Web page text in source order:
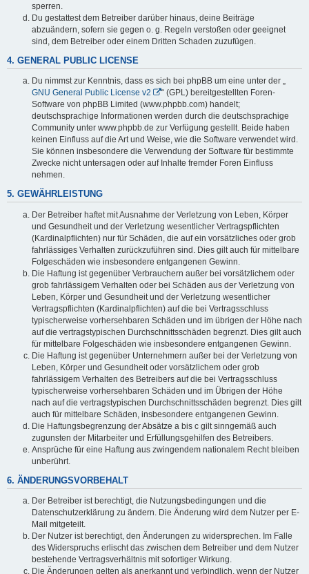
sperren.
Du gestattest dem Betreiber darüber hinaus, deine Beiträge
abzuändern, sofern sie gegen o. g. Regeln verstoßen oder geeignet
sind, dem Betreiber oder einem Dritten Schaden zuzufügen.
4. GENERAL PUBLIC LICENSE
Du nimmst zur Kenntnis, dass es sich bei phpBB um eine unter der „
GNU General Public License v2
“ (GPL) bereitgestellten Foren-
Software von phpBB Limited (www.phpbb.com) handelt;
deutschsprachige Informationen werden durch die deutschsprachige
Community unter www.phpbb.de zur Verfügung gestellt. Beide haben
keinen Einfluss auf die Art und Weise, wie die Software verwendet wird.
Sie können insbesondere die Verwendung der Software für bestimmte
Zwecke nicht untersagen oder auf Inhalte fremder Foren Einfluss
nehmen.
5. GEWÄHRLEISTUNG
Der Betreiber haftet mit Ausnahme der Verletzung von Leben, Körper
und Gesundheit und der Verletzung wesentlicher Vertragspflichten
(Kardinalpflichten) nur für Schäden, die auf ein vorsätzliches oder grob
fahrlässiges Verhalten zurückzuführen sind. Dies gilt auch für mittelbare
Folgeschäden wie insbesondere entgangenen Gewinn.
Die Haftung ist gegenüber Verbrauchern außer bei vorsätzlichem oder
grob fahrlässigem Verhalten oder bei Schäden aus der Verletzung von
Leben, Körper und Gesundheit und der Verletzung wesentlicher
Vertragspflichten (Kardinalpflichten) auf die bei Vertragsschluss
typischerweise vorhersehbaren Schäden und im übrigen der Höhe nach
auf die vertragstypischen Durchschnittsschäden begrenzt. Dies gilt auch
für mittelbare Folgeschäden wie insbesondere entgangenen Gewinn.
Die Haftung ist gegenüber Unternehmern außer bei der Verletzung von
Leben, Körper und Gesundheit oder vorsätzlichem oder grob
fahrlässigem Verhalten des Betreibers auf die bei Vertragsschluss
typischerweise vorhersehbaren Schäden und im Übrigen der Höhe
nach auf die vertragstypischen Durchschnittsschäden begrenzt. Dies gilt
auch für mittelbare Schäden, insbesondere entgangenen Gewinn.
Die Haftungsbegrenzung der Absätze a bis c gilt sinngemäß auch
zugunsten der Mitarbeiter und Erfüllungsgehilfen des Betreibers.
Ansprüche für eine Haftung aus zwingendem nationalem Recht bleiben
unberührt.
6. ÄNDERUNGSVORBEHALT
Der Betreiber ist berechtigt, die Nutzungsbedingungen und die
Datenschutzerklärung zu ändern. Die Änderung wird dem Nutzer per E-
Mail mitgeteilt.
Der Nutzer ist berechtigt, den Änderungen zu widersprechen. Im Falle
des Widerspruchs erlischt das zwischen dem Betreiber und dem Nutzer
bestehende Vertragsverhältnis mit sofortiger Wirkung.
Die Änderungen gelten als anerkannt und verbindlich, wenn der Nutzer